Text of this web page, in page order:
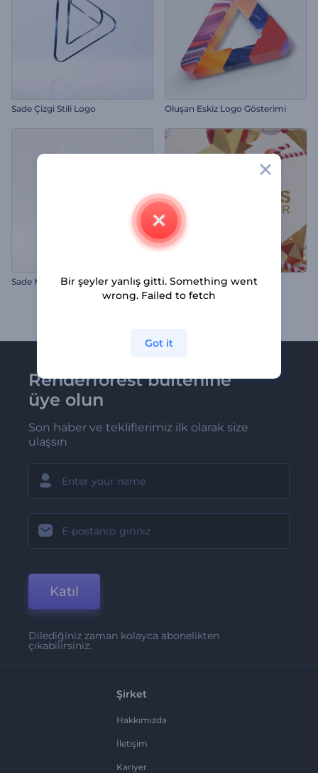
Sade Çizgi Stili Logo Oluşan Eskiz Logo Gösterimi
Sade Metalik Logo Gösterimi Noel Süsü Giriş Videosu
Renderforest bültenine
üye olun
Son haber ve tekliflerimiz ilk olarak size
ulaşsın
Katıl
Dilediğiniz zaman kolayca abonelikten
çıkabilirsiniz.
Şirket
Hakkımızda
İletişim
Kariyer
Bir şeyler yanlış gitti. Something went
wrong. Failed to fetch
Got it